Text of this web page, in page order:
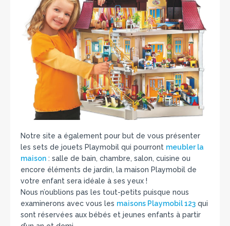
Notre site a également pour but de vous présenter
les sets de jouets Playmobil qui pourront meubler la
maison : salle de bain, chambre, salon, cuisine ou
encore éléments de jardin, la maison Playmobil de
votre enfant sera idéale à ses yeux !
Nous n’oublions pas les tout-petits puisque nous
examinerons avec vous les maisons Playmobil 123 qui
sont réservées aux bébés et jeunes enfants à partir